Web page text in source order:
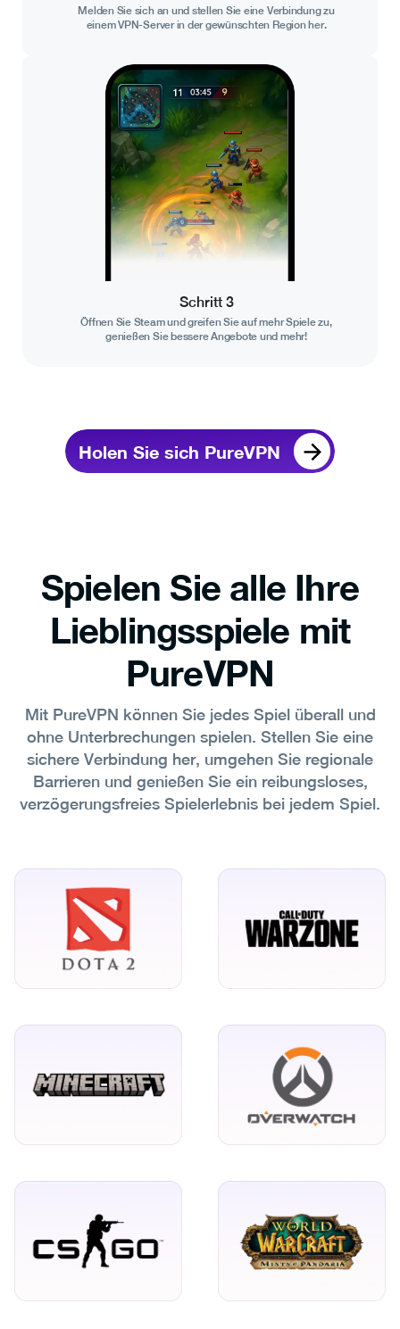
Melden Sie sich an und stellen Sie eine Verbindung zu
einem VPN-Server in der gewünschten Region her.
Schritt 3
Öffnen Sie Steam und greifen Sie auf mehr Spiele zu,
genießen Sie bessere Angebote und mehr!
Holen Sie sich PureVPN
Spielen Sie alle Ihre
Lieblingsspiele mit
PureVPN
Mit PureVPN können Sie jedes Spiel überall und
ohne Unterbrechungen spielen. Stellen Sie eine
sichere Verbindung her, umgehen Sie regionale
Barrieren und genießen Sie ein reibungsloses,
verzögerungsfreies Spielerlebnis bei jedem Spiel.